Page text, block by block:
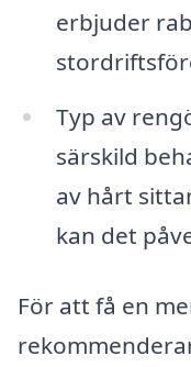
erbjuder
Typ av
särskild
av hårt
kan det
För att få en